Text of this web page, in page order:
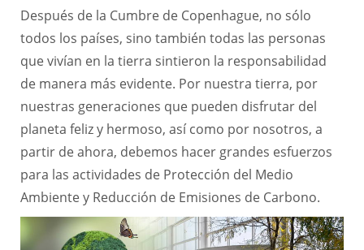
Después de la Cumbre de Copenhague, no sólo
todos los países, sino también todas las personas
que vivían en la tierra sintieron la responsabilidad
de manera más evidente. Por nuestra tierra, por
nuestras generaciones que pueden disfrutar del
planeta feliz y hermoso, así como por nosotros, a
partir de ahora, debemos hacer grandes esfuerzos
para las actividades de Protección del Medio
Ambiente y Reducción de Emisiones de Carbono.